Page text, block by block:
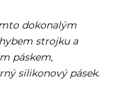
dokonalým
strojku a
páskem,
silikonový pásek.